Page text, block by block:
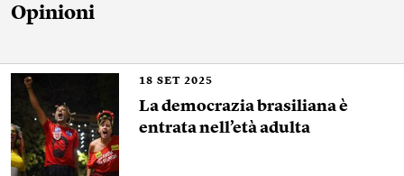
Opinioni
18 SET 2025
La democrazia brasiliana è
entrata nell’età adulta